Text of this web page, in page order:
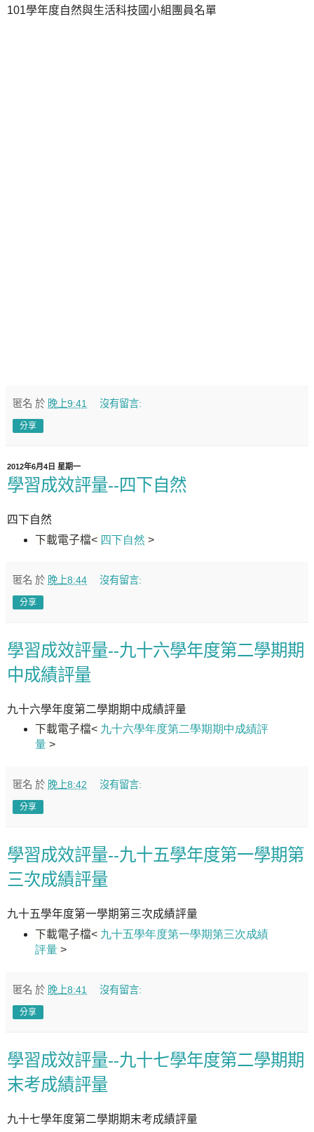
101學年度自然與生活科技國小組團員名單
匿名 於 晚上9:41 沒有留言:
分享
2012年6月4日 星期一
學習成效評量--四下自然
四下自然
下載電子檔< 四下自然 >
匿名 於 晚上8:44 沒有留言:
分享
學習成效評量--九十六學年度第二學期期
中成績評量
九十六學年度第二學期期中成績評量
下載電子檔< 九十六學年度第二學期期中成績評
量>
匿名 於 晚上8:42 沒有留言:
分享
學習成效評量--九十五學年度第一學期第
三次成績評量
九十五學年度第一學期第三次成績評量
下載電子檔< 九十五學年度第一學期第三次成績
評量>
匿名 於 晚上8:41 沒有留言:
分享
學習成效評量--九十七學年度第二學期期
末考成績評量
九十七學年度第二學期期末考成績評量